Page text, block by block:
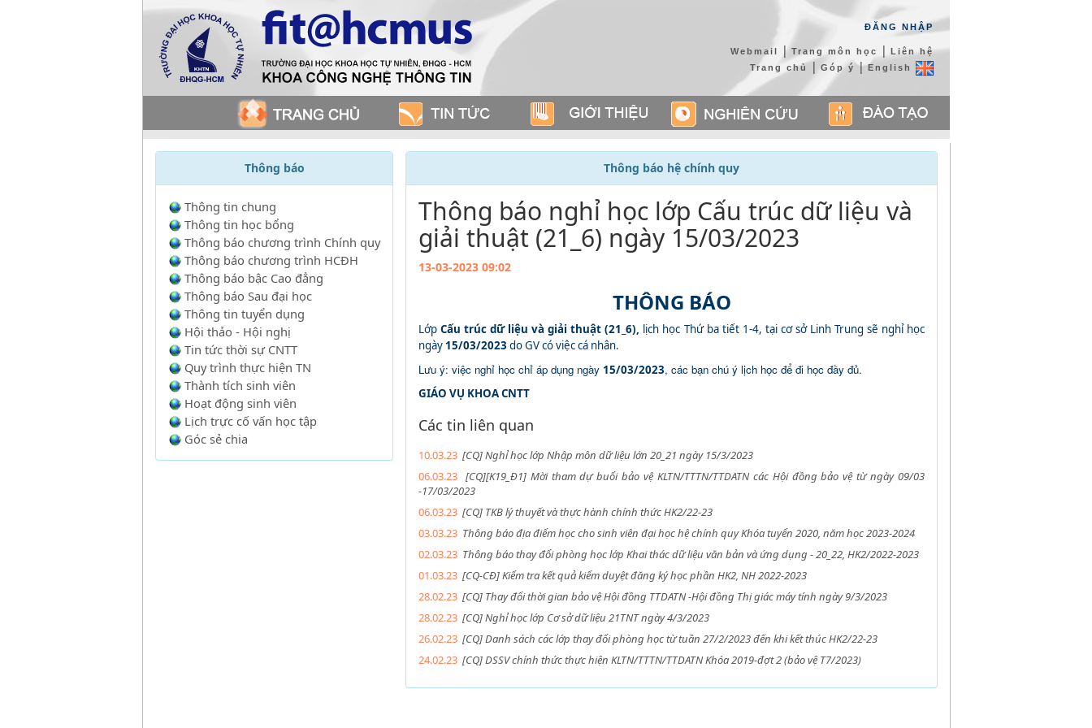
ĐĂNG NHẬP
Webmail | Trang môn học | Liên hệ
Trang chủ | Góp ý|English
Thông báo
Thông tin chung
Thông tin học bổng
Thông báo chương trình Chính quy
Thông báo chương trình HCĐH
Thông báo bậc Cao đẳng
Thông báo Sau đại học
Thông tin tuyển dụng
Hội thảo - Hội nghị
Tin tức thời sự CNTT
Quy trình thực hiện TN
Thành tích sinh viên
Hoạt động sinh viên
Lịch trực cố vấn học tập
Góc sẻ chia
Thông báo hệ chính quy
Thông báo nghỉ học lớp Cấu trúc dữ liệu và
giải thuật (21_6) ngày 15/03/2023
13-03-2023 09:02
THÔNG BÁO
LớpCấu trúc dữ liệu và giải thuật (21_6), lịch học Thứ ba tiết 1-4, tại cơ sở Linh Trung sẽ nghỉ học
ngày 15/03/2023 do GV có việc cá nhân.
Lưu ý: việc nghỉ học chỉ áp dụng ngày 15/03/2023, các bạn chú ý lịch học để đi học đầy đủ.
GIÁO VỤ KHOA CNTT
Các tin liên quan
10.03.23 [CQ] Nghỉ học lớp Nhập môn dữ liệu lớn 20_21 ngày 15/3/2023
06.03.23 [CQ][K19_Đ1] Mời tham dự buổi bảo vệ KLTN/TTTN/TTDATN các Hội đồng bảo vệ từ ngày 09/03
-17/03/2023
06.03.23 [CQ] TKB lý thuyết và thực hành chính thức HK2/22-23
03.03.23 Thông báo địa điểm học cho sinh viên đại học hệ chính quy Khóa tuyển 2020, năm học 2023-2024
02.03.23 Thông báo thay đổi phòng học lớp Khai thác dữ liệu văn bản và ứng dụng - 20_22, HK2/2022-2023
01.03.23 [CQ-CĐ] Kiểm tra kết quả kiểm duyệt đăng ký học phần HK2, NH 2022-2023
28.02.23 [CQ] Thay đổi thời gian bảo vệ Hội đồng TTDATN -Hội đồng Thị giác máy tính ngày 9/3/2023
28.02.23 [CQ] Nghỉ học lớp Cơ sở dữ liệu 21TNT ngày 4/3/2023
26.02.23 [CQ] Danh sách các lớp thay đổi phòng học từ tuần 27/2/2023 đến khi kết thúc HK2/22-23
24.02.23 [CQ] DSSV chính thức thực hiện KLTN/TTTN/TTDATN Khóa 2019-đợt 2 (bảo vệ T7/2023)